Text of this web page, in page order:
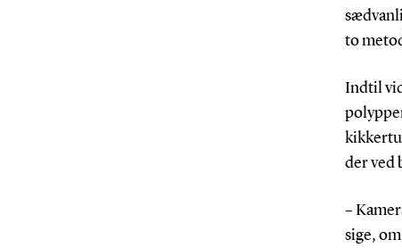
to
Indtil
der ved
–
sige,